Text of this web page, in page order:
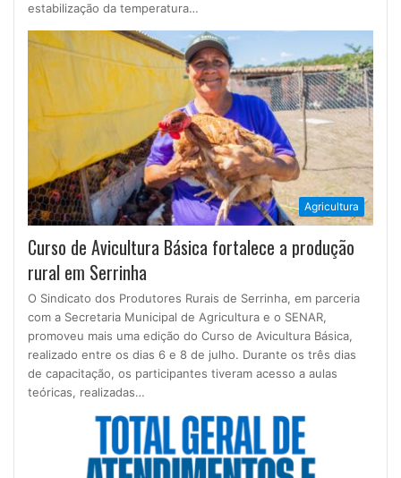
estabilização da temperatura…
Agricultura
Curso de Avicultura Básica fortalece a produção
rural em Serrinha
O Sindicato dos Produtores Rurais de Serrinha, em parceria
com a Secretaria Municipal de Agricultura e o SENAR,
promoveu mais uma edição do Curso de Avicultura Básica,
realizado entre os dias 6 e 8 de julho. Durante os três dias
de capacitação, os participantes tiveram acesso a aulas
teóricas, realizadas…